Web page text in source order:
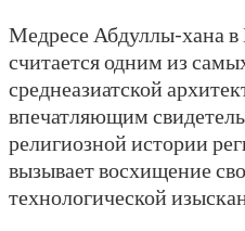
Медресе Абдуллы-хана в
считается одним из
среднеазиатской
впечатляющим
религиозной истории
вызывает восхищение
технологической